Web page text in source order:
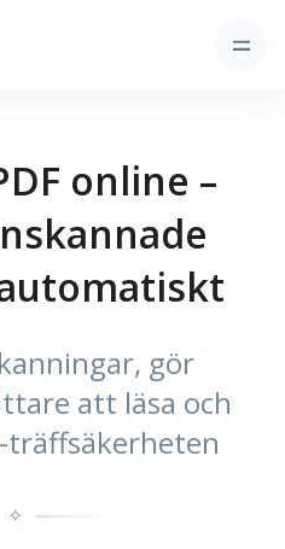
online –
gör
att läsa och
träffsäkerheten
✧